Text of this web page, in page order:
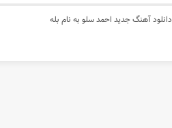
دانلود آهنگ جدید احمد سلو به نام بله